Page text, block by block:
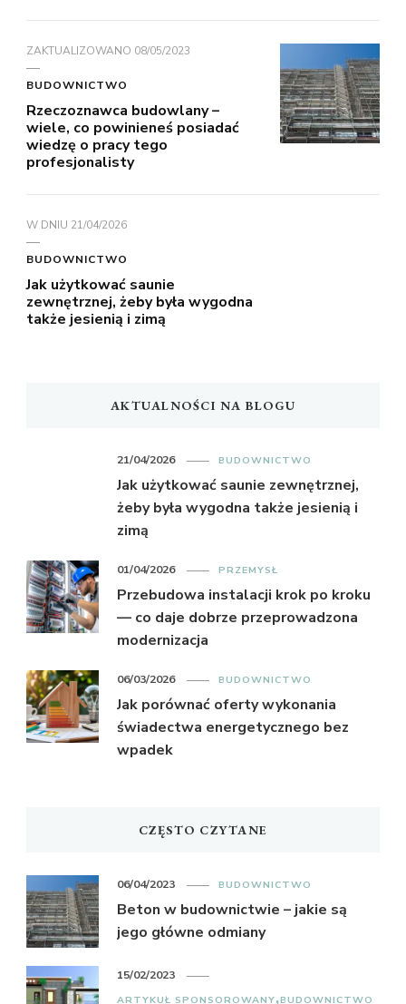
ZAKTUALIZOWANO 08/05/2023
BUDOWNICTWO
Rzeczoznawca budowlany –
wiele, co powinieneś posiadać
wiedzę o pracy tego
profesjonalisty
W DNIU 21/04/2026
BUDOWNICTWO
Jak użytkować saunie
zewnętrznej, żeby była wygodna
także jesienią i zimą
AKTUALNOŚCI NA BLOGU
BUDOWNICTWO
Jak użytkować saunie zewnętrznej,
żeby była wygodna także jesienią i
zimą
21/04/2026
PRZEMYSŁ
Przebudowa instalacji krok po kroku
— co daje dobrze przeprowadzona
modernizacja
01/04/2026
BUDOWNICTWO
Jak porównać oferty wykonania
świadectwa energetycznego bez
wpadek
06/03/2026
CZĘSTO CZYTANE
BUDOWNICTWO
Beton w budownictwie – jakie są
jego główne odmiany
06/04/2023
ARTYKUŁ SPONSOROWANY BUDOWNICTWO
15/02/2023